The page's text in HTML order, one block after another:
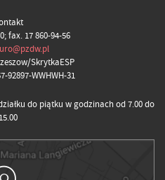
fax. 17 860-94-56
SkrytkaESP
92897-WWHWH-31
do piątku w godzinach od 7.00 do
15.00